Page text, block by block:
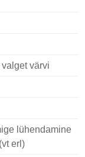
värvi
lühendamine
erl)